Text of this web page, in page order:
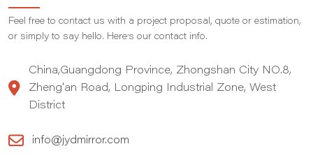
Feel free to contact us with a project proposal, quote or estimation,
or simply to say hello. Here,s our contact info.
China,Guangdong Province, Zhongshan City NO.8,
Zheng'an Road, Longping Industrial Zone, West
District
info@jydmirror.com